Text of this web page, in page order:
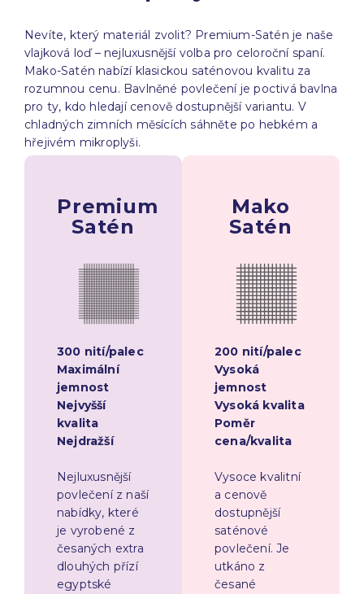
Nevíte, který materiál zvolit? Premium-Satén je naše
vlajková loď – nejluxusnější volba pro celoroční spaní.
Mako-Satén nabízí klasickou saténovou kvalitu za
rozumnou cenu. Bavlněné povlečení je poctivá bavlna
pro ty, kdo hledají cenově dostupnější variantu. V
chladných zimních měsících sáhněte po hebkém a
hřejivém mikroplyši.
Premium
Satén
300 nití/palec
Maximální
jemnost
Nejvyšší
kvalita
Nejdražší
Nejluxusnější
povlečení z naší
nabídky, které
je vyrobené z
česaných extra
dlouhých přízí
egyptské
Mako
Satén
200 nití/palec
Vysoká
jemnost
Vysoká kvalita
Poměr
cena/kvalita
Vysoce kvalitní
a cenově
dostupnější
saténové
povlečení. Je
utkáno z
česané